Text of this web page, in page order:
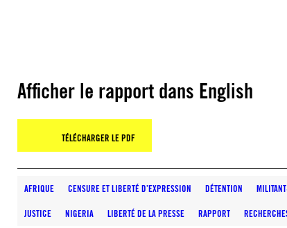
Afficher le rapport dans English
TÉLÉCHARGER LE PDF
AFRIQUE CENSURE ET LIBERTÉ D’EXPRESSION DÉTENTION
JUSTICE NIGERIA LIBERTÉ DE LA PRESSE RAPPORT